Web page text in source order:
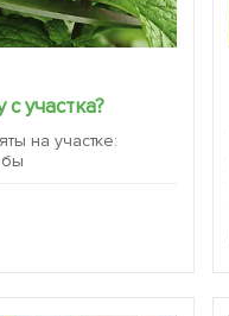
участка?
на участке: